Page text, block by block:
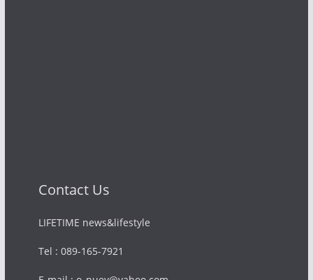
Contact Us
LIFETIME news&lifestyle
Tel : 089-165-7921